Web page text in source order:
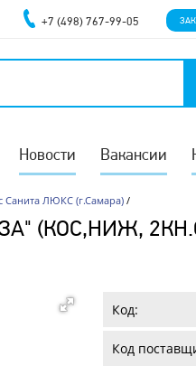
Новости Вакансии
+7 (498) 767-99-05
Санита ЛЮКС (г.Самара) /
(КОС,НИЖ,
Код:
Код